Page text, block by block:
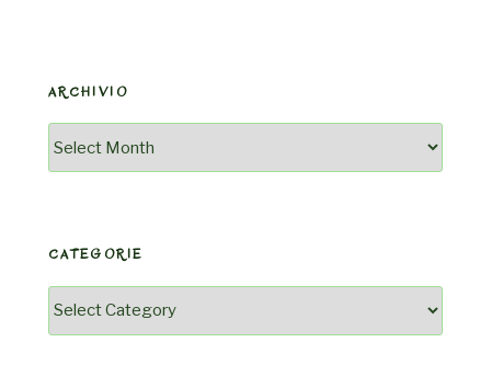
ARCHIVIO
Archivio
CATEGORIE
Categorie